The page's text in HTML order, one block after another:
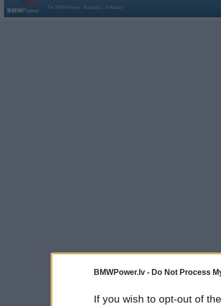
BMWPower.lv - Do Not Process
If you wish to opt-out of
Par BMWPower Kontakti Reklāma